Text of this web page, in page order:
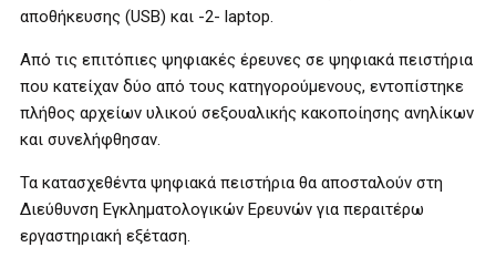
αποθήκευσης (USB) και -2- laptop.
Από τις επιτόπιες ψηφιακές έρευνες σε ψηφιακά πειστήρια
που κατείχαν δύο από τους κατηγορούμενους, εντοπίστηκε
πλήθος αρχείων υλικού σεξουαλικής κακοποίησης ανηλίκων
και συνελήφθησαν.
Τα κατασχεθέντα ψηφιακά πειστήρια θα αποσταλούν στη
Διεύθυνση Εγκληματολογικών Ερευνών για περαιτέρω
εργαστηριακή εξέταση.